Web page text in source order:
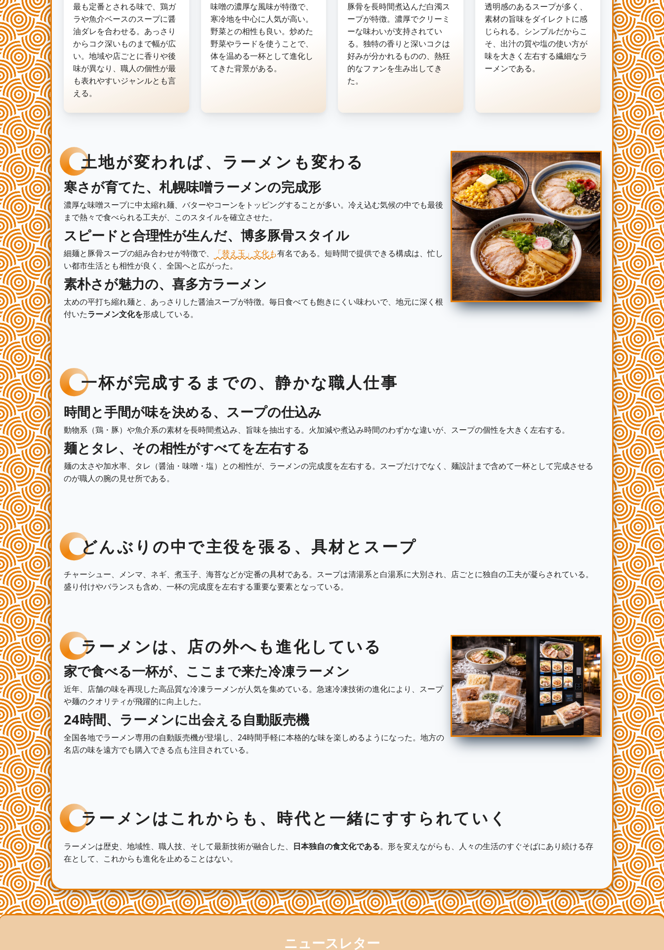
最も定番とされる味で、鶏ガ
ラや魚介ベースのスープに醤
油ダレを合わせる。あっさり
からコク深いものまで幅が広
い。地域や店ごとに香りや後
味が異なり、職人の個性が最
も表れやすいジャンルとも言
える。
味噌の濃厚な風味が特徴で、
寒冷地を中心に人気が高い。
野菜との相性も良い。炒めた
野菜やラードを使うことで、
体を温める一杯として進化し
てきた背景がある。
豚骨を長時間煮込んだ白濁ス
ープが特徴。濃厚でクリーミ
ーな味わいが支持されてい
る。独特の香りと深いコクは
好みが分かれるものの、熱狂
的なファンを生み出してき
た。
透明感のあるスープが多く、
素材の旨味をダイレクトに感
じられる。シンプルだからこ
そ、出汁の質や塩の使い方が
味を大きく左右する繊細なラ
ーメンである。
土地が変われば、ラーメンも変わる
寒さが育てた、札幌味噌ラーメンの完成形
濃厚な味噌スープに中太縮れ麺、バターやコーンをトッピングすることが多い。冷え込む気候の中でも最後
まで熱々で食べられる工夫が、このスタイルを確立させた。
スピードと合理性が生んだ、博多豚骨スタイル
細麺と豚骨スープの組み合わせが特徴で、 「替え玉」文化も有名である。短時間で提供できる構成は、忙し
い都市生活とも相性が良く、全国へと広がった。
素朴さが魅力の、喜多方ラーメン
太めの平打ち縮れ麺と、あっさりした醤油スープが特徴。毎日食べても飽きにくい味わいで、地元に深く根
付いたラーメン文化を形成している。
一杯が完成するまでの、静かな職人仕事
時間と手間が味を決める、スープの仕込み
動物系（鶏・豚）や魚介系の素材を長時間煮込み、旨味を抽出する。火加減や煮込み時間のわずかな違いが、スープの個性を大きく左右する。
麺とタレ、その相性がすべてを左右する
麺の太さや加水率、タレ（醤油・味噌・塩）との相性が、ラーメンの完成度を左右する。スープだけでなく、麺設計まで含めて一杯として完成させる
のが職人の腕の見せ所である。
どんぶりの中で主役を張る、具材とスープ
チャーシュー、メンマ、ネギ、煮玉子、海苔などが定番の具材である。スープは清湯系と白湯系に大別され、店ごとに独自の工夫が凝らされている。
盛り付けやバランスも含め、一杯の完成度を左右する重要な要素となっている。
ラーメンは、店の外へも進化している
家で食べる一杯が、ここまで来た冷凍ラーメン
近年、店舗の味を再現した高品質な冷凍ラーメンが人気を集めている。急速冷凍技術の進化により、スープ
や麺のクオリティが飛躍的に向上した。
24時間、ラーメンに出会える自動販売機
全国各地でラーメン専用の自動販売機が登場し、24時間手軽に本格的な味を楽しめるようになった。地方の
名店の味を遠方でも購入できる点も注目されている。
ラーメンはこれからも、時代と一緒にすすられていく
ラーメンは歴史、地域性、職人技、そして最新技術が融合した、 日本独自の食文化である。形を変えながらも、人々の生活のすぐそばにあり続ける存
在として、これからも進化を止めることはない。
ニュースレター